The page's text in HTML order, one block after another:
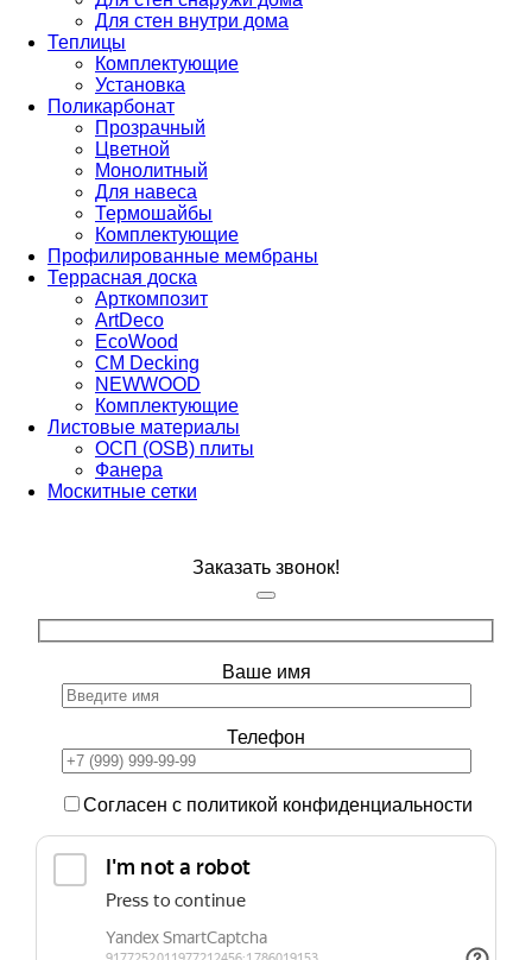
Для стен внутри дома
Теплицы
Комплектующие
Установка
Поликарбонат
Прозрачный
Цветной
Монолитный
Для навеса
Термошайбы
Комплектующие
Профилированные мембраны
Террасная доска
Арткомпозит
ArtDeco
EcoWood
CM Decking
NEWWOOD
Комплектующие
Листовые материалы
ОСП (OSB) плиты
Фанера
Москитные сетки
Заказать звонок!
Ваше имя
Телефон
Согласен с политикой конфиденциальности